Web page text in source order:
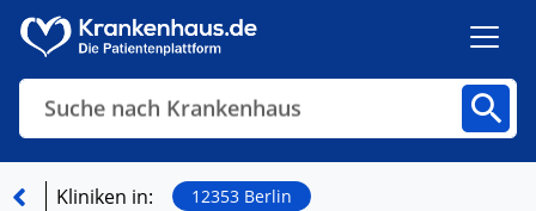
Suche nach Krankenhaus
Kliniken in: 12353 Berlin